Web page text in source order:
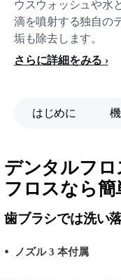
ウスウォッシュや水
滴を噴射する独自の
垢も除去します。
さらに詳細をみる
はじめに
デンタルフ
フロスなら簡
歯ブラシでは洗い
ノズル 3 本付属